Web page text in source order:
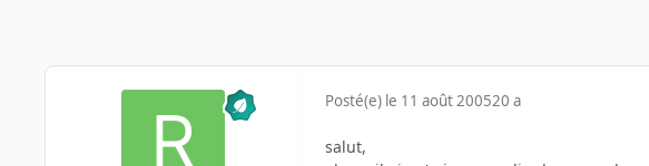
Posté(e) le 11 août 200520 a
salut,